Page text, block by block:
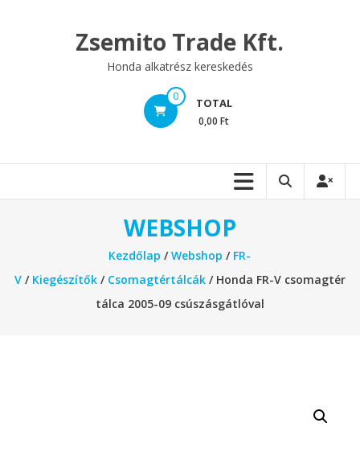
Zsemito Trade Kft.
Honda alkatrész kereskedés
0 TOTAL
0,00 Ft
WEBSHOP
Kezdőlap /Webshop / FR-
V/ Kiegészítők/ Csomagtértálcák/ Honda FR-V csomagtér
tálca 2005-09 csúszásgátlóval